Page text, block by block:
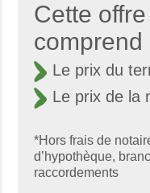
Cette
comprend
Le prix du
Le prix de la
*Hors frais de
d’hypothèque,
raccordements